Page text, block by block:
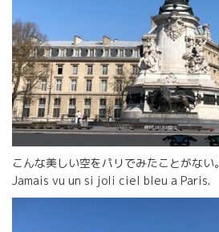
こんな美しい空をパリでみたことがない。
Jamais vu un si joli ciel bleu a Paris.